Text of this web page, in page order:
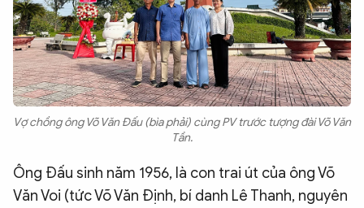
Vợ chồng ông Võ Văn Đấu (bìa phải) cùng PV trước tượng đài Võ Văn
Tần.
Ông Đấu sinh năm 1956, là con trai út của ông Võ
Văn Voi (tức Võ Văn Định, bí danh Lê Thanh, nguyên